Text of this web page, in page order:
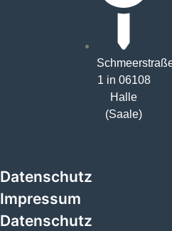
1 in 06108
Halle
(Saale)
Datenschutz
Impressum
Datenschutz